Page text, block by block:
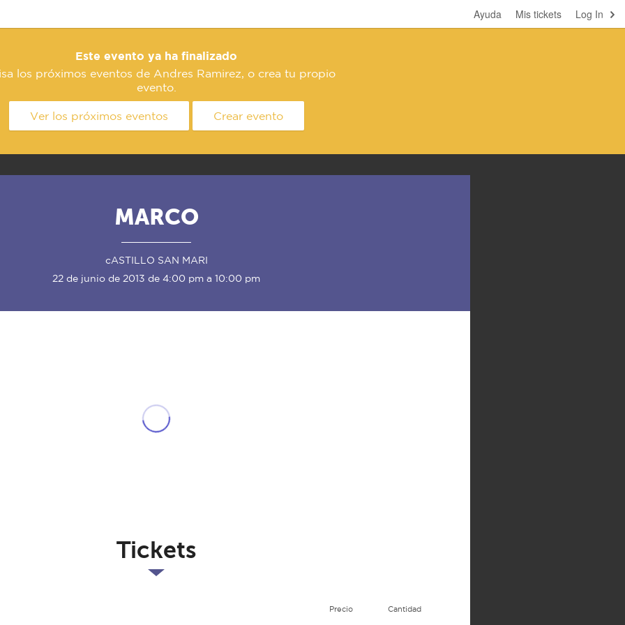
Log In
Mis tickets
Ayuda
Este evento ya ha finalizado
los próximos eventos de Andres Ramirez, o crea tu propio
evento.
Ver los próximos eventos Crear evento
MARCO
cASTILLO SAN MARI
22 de junio de 2013 de 4:00 pm a 10:00 pm
Tickets
Precio Cantidad